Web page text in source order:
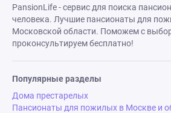
PansionLife - сервис для поиска
человека. Лучшие пансионаты для
Московской области. Поможем с
проконсультируем бесплатно!
Популярные разделы
Дома престарелых
Пансионаты для пожилых в Москве и